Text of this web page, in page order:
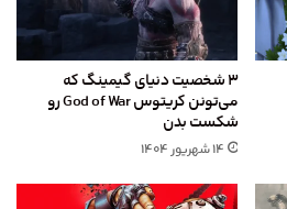
۳ شخصیت دنیای گیمینگ که
می‌تونن کریتوس God of War رو
شکست بدن
۱۴ شهریور ۱۴۰۴